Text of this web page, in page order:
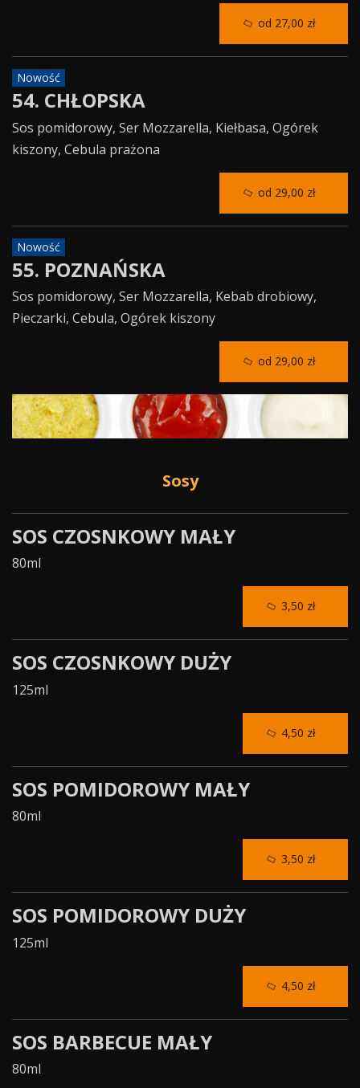
Nowość
54. CHŁOPSKA
Sos pomidorowy, Ser Mozzarella, Kiełbasa, Ogórek
kiszony, Cebula prażona
Nowość
55. POZNAŃSKA
Sos pomidorowy, Ser Mozzarella, Kebab drobiowy,
Pieczarki, Cebula, Ogórek kiszony
Sosy
SOS CZOSNKOWY MAŁY
80ml
SOS CZOSNKOWY DUŻY
125ml
SOS POMIDOROWY MAŁY
80ml
SOS POMIDOROWY DUŻY
125ml
SOS BARBECUE MAŁY
80ml